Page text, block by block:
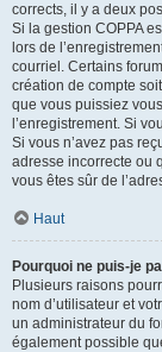
corrects, il y a deux
Si la gestion COPPA
lors de
courriel. Certains
création de compte
que vous puissiez
l’enregistrement. Si
Si vous n’avez pas
adresse incorrecte ou
vous êtes sûr de
Haut
Pourquoi ne puis-je
Plusieurs raisons
nom d’utilisateur et
un administrateur du
également possible